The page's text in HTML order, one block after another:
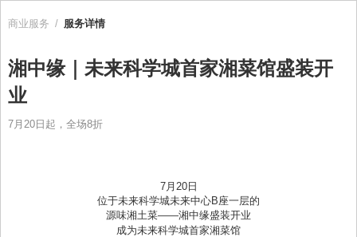
商业服务 / 服务详情
湘中缘｜未来科学城首家湘菜馆盛装开
业
7月20日起，全场8折
7月20日
位于未来科学城未来中心B座一层的
源味湘土菜——湘中缘盛装开业
成为未来科学城首家湘菜馆